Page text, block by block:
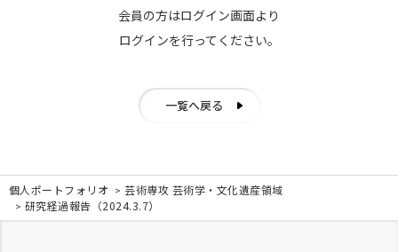
会員の方はログイン画面より
ログインを行ってください。
一覧へ戻る
個人ポートフォリオ
芸術専攻 芸術学・文化遺産領域
研究経過報告（2024.3.7）